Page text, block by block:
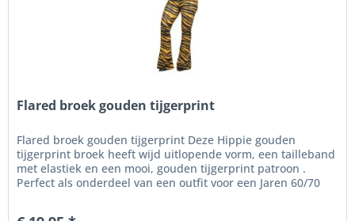
Flared broek gouden tijgerprint
Flared broek gouden tijgerprint Deze Hippie gouden
tijgerprint broek heeft wijd uitlopende vorm, een tailleband
met elastiek en een mooi, gouden tijgerprint patroon .
Perfect als onderdeel van een outfit voor een Jaren 60/70